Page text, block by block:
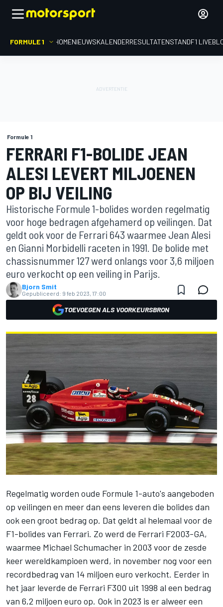
FORMULE 1 HOMENIEUWSKALENDERRESULTATENSTANDF1
Formule 1
FERRARI F1-BOLIDE JEAN
ALESI LEVERT MILJOENEN
OP BIJ VEILING
Historische Formule 1-bolides worden regelmatig
voor hoge bedragen afgehamerd op veilingen. Dat
geldt ook voor de Ferrari 643 waarmee Jean Alesi
en Gianni Morbidelli raceten in 1991. De bolide met
chassisnummer 127 werd onlangs voor 3,6 miljoen
euro verkocht op een veiling in Parijs.
Bjorn Smit
Gepubliceerd: 9 feb 2023, 17:00
TOEVOEGEN ALS VOORKEURSBRON
Regelmatig worden oude Formule 1-auto's aangeboden
op veilingen en meer dan eens leveren die bolides dan
ook een groot bedrag op. Dat geldt al helemaal voor de
F1-bolides van Ferrari. Zo werd de Ferrari F2003-GA,
waarmee Michael Schumacher in 2003 voor de zesde
keer wereldkampioen werd, in november nog vooreen
recordbedrag van 14 miljoen euro verkocht. Eerder in
het jaar leverde de Ferrari F300 uit 1998 al een bedrag
van 6,2 miljoen euro op. Ook in 2023 is er alweer een